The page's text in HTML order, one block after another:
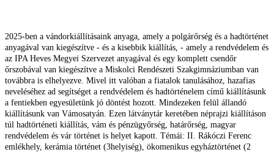
2025-ben a vándorkiállításaink anyaga, amely a polgárőrség és a hadtörténet
anyagával van kiegészítve - és a kisebbik kiállítás, - amely a rendvédelem és
az IPA Heves Megyei Szervezet anyagával és egy komplett csendőr
őrszobával van kiegészítve a Miskolci Rendészeti Szakgimnáziumban van
továbbra is elhelyezve. Mivel itt valóban a fiatalok tanulásához, hazafias
neveléséhez ad segítséget a rendvédelem és hadtörténelem című kiállításunk
a fentiekben egyesületünk jó döntést hozott. Mindezeken felül állandó
kiállításunk van Vámosatyán. Ezen látványtár keretében néprajzi kiállításon
túl hadtörténeti kiállítás, vám és pénzügyőrség, határőrség, magyar
rendvédelem és vár történet is helyet kapott. Témái: II. Rákóczi Ferenc
emlékhely, kerámia történet (3helyiség), ökomenikus egyháztörténet (2